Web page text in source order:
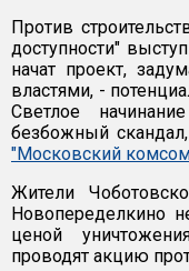
Против
доступности"
начат проект,
властями, -
Светлое
безбожный
"Московский
Жители
Новопеределкино
ценой
проводят акцию